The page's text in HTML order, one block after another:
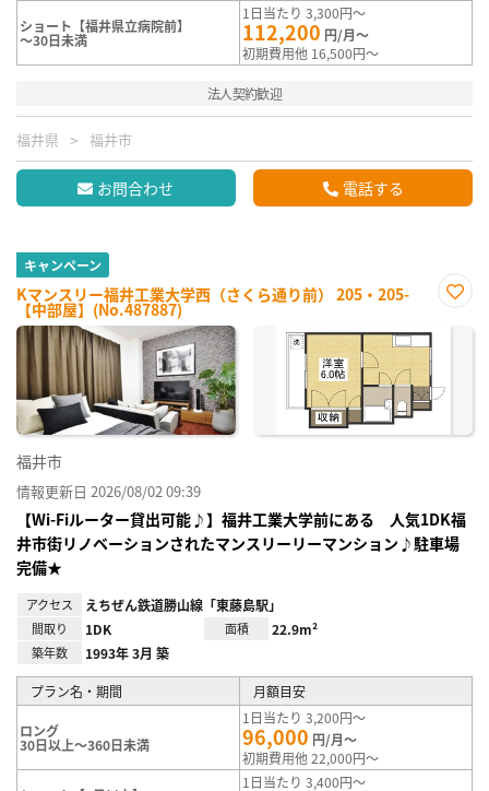
ショート【福井県立病院前】
～30日未満
1日当たり 3,300円～
112,200 円/月～
初期費用他 16,500円～
法人契約歓迎
福井県 福井市
お問合わせ 電話する
キャンペーン
Kマンスリー福井工業大学西（さくら通り前） 205・205-
【中部屋】(No.487887)
に入
福井市
情報更新日 2026/08/02 09:39
【Wi-Fiルーター貸出可能♪】福井工業大学前にある 人気1DK福
井市街リノベーションされたマンスリーリーマンション♪駐車場
完備★
アクセス えちぜん鉄道勝山線「東藤島駅」
間取り 1DK 面積 22.9m²
築年数 1993年 3月 築
プラン名・期間 月額目安
ロング
30日以上～360日未満
1日当たり 3,200円～
96,000 円/月～
初期費用他 22,000円～
1日当たり 3,400円～